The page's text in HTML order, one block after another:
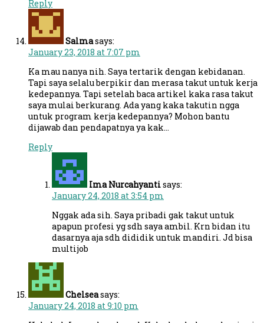
Reply
Salmasays:
January 23, 2018 at 7:07 pm
Ka mau nanya nih. Saya tertarik dengan kebidanan.
Tapi saya selalu berpikir dan merasa takut untuk kerja
kedepannya. Tapi setelah baca artikel kaka rasa takut
saya mulai berkurang. Ada yang kaka takutin ngga
untuk program kerja kedepannya? Mohon bantu
dijawab dan pendapatnya ya kak…
Reply
Ima Nurcahyantisays:
January 24, 2018 at 3:54 pm
Nggak ada sih. Saya pribadi gak takut untuk
apapun profesi yg sdh saya ambil. Krn bidan itu
dasarnya aja sdh dididik untuk mandiri. Jd bisa
multijob
Chelseasays:
January 24, 2018 at 9:10 pm